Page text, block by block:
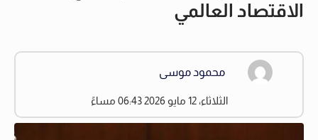
الاقتصاد العالمي
محمود موسى
الثلاثاء، 12 مايو 2026 06:43 مساءً